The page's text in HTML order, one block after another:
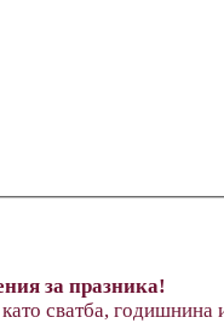
за празника!
сватба,